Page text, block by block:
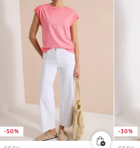
-50% -30%